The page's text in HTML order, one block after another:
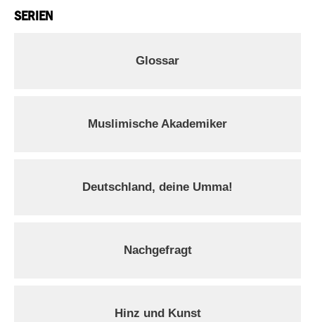
SERIEN
Glossar
Muslimische Akademiker
Deutschland, deine Umma!
Nachgefragt
Hinz und Kunst